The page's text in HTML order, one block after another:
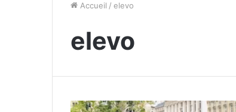
Accueil / elevo
elevo